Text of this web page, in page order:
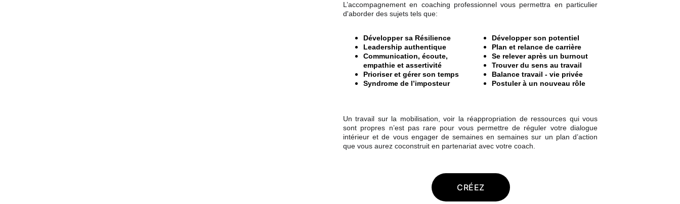
L’accompagnement en coaching professionnel vous permettra en particulier
d'aborder des sujets tels que:
CRÉEZ
Développer sa Résilience
Leadership authentique
Communication, écoute,
empathie et assertivité
Prioriser et gérer son temps
Syndrome de l’imposteur
Développer son potentiel
Plan et relance de carrière
Se relever après un burnout
Trouver du sens au travail
Balance travail - vie privée
Postuler à un nouveau rôle
Un travail sur la mobilisation, voir la réappropriation de ressources qui vous
sont propres n’est pas rare pour vous permettre de réguler votre dialogue
intérieur et de vous engager de semaines en semaines sur un plan d’action
que vous aurez coconstruit en partenariat avec votre coach.